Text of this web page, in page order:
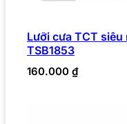
Lưỡi cưa TCT
TSB1853
160.000 ₫